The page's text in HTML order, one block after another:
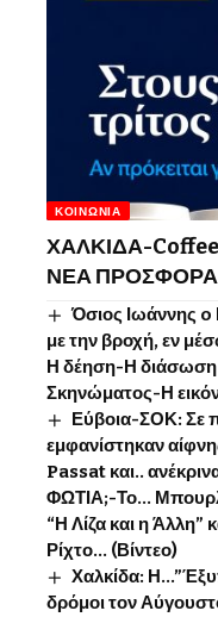
ΚΟΙΝΩΝΊΑ
ΧΑΛΚΙΔΑ-
ΝΕΑ ΠΡΟΣΦΟΡΑ
Όσιος Ιωάννης
με την βροχή, εν
Η δέηση-Η διάσωση
Σκηνώματος-Η
Εύβοια-ΣΟΚ: Σε
εμφανίστηκαν
Passat και..
ΦΩΤΙΑ;-Το…
“Η Λίζα και η Άλλη”
Ρίχτο… (Βίντεο)
Χαλκίδα:
δρόμοι τον